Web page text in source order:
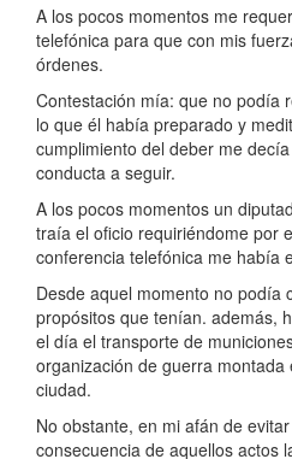
A los pocos momentos me
telefónica para que con mis
órdenes.
Contestación mía: que no podía
lo que él había preparado y
cumplimiento del deber me
conducta a seguir.
A los pocos momentos un
traía el oficio requiriéndome por
conferencia telefónica me había
Desde aquel momento no podía
propósitos que tenían. además,
el día el transporte de
organización de guerra
ciudad.
No obstante, en mi afán de
consecuencia de aquellos actos